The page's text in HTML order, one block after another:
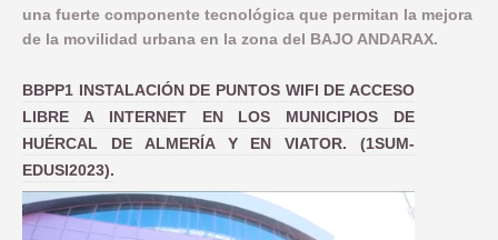
una fuerte componente tecnológica que permitan la mejora
de la movilidad urbana en la zona del BAJO ANDARAX.
BBPP1 INSTALACIÓN DE PUNTOS WIFI DE ACCESO
LIBRE A INTERNET EN LOS MUNICIPIOS DE
HUÉRCAL DE ALMERÍA Y EN VIATOR. (1SUM-
EDUSI2023).